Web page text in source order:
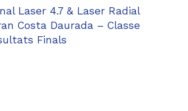
Laser 4.7 & Laser Radial
Costa Daurada – Classe
Finals